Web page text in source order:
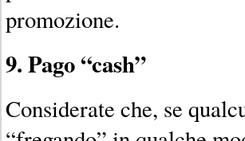
promozione.
9. Pago “cash”
Considerate che, se